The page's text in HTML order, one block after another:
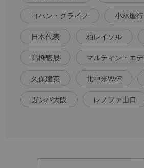
ヨハン・クライフ 小林慶行
日本代表 柏レイソル
高橋壱晟 マルティン・エ
久保建英 北中米W杯
ガンバ大阪 レノファ山口